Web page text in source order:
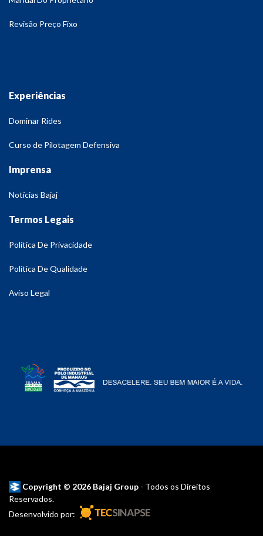
Revisão Preço Fixo
Experiências
Dominar Rides
Curso de Pilotagem Defensiva
Imprensa
Notícias Bajaj
Termos Legais
Política De Privacidade
Política De Qualidade
Aviso Legal
Copyright © 2026 Bajaj Group - Todos os Direitos
Reservados.
Desenvolvido por: